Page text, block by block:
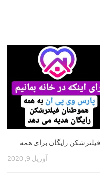
فیلترشکن رایگان برای همه
آوریل 9, 2020